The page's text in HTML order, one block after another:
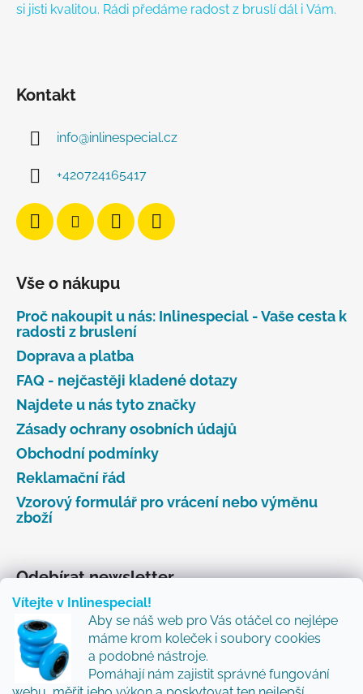
Vítejte v Inlinespecial!
Aby se náš web pro Vás otáčel co nejlépe
máme krom koleček i soubory cookies
a podobné nástroje.
Pomáhají nám zajistit správné fungování
si jisti kvalitou. Rádi předáme radost z bruslí dál i Vám.
Kontakt
info@inlinespecial.cz
+420724165417
Vše o nákupu
Proč nakoupit u nás: Inlinespecial - Vaše cesta k
radosti z bruslení
Doprava a platba
FAQ - nejčastěji kladené dotazy
Najdete u nás tyto značky
Zásady ochrany osobních údajů
Obchodní podmínky
Reklamační řád
Vzorový formulář pro vrácení nebo výměnu
zboží
Odebírat newsletter
Vložte svůj e-mail a my vám budeme zasílat informace
o nových produktech na našem e-shopu.
Přidejte se k nám a my Vám budeme zasílat ty nejlepší
novinky a tipy.